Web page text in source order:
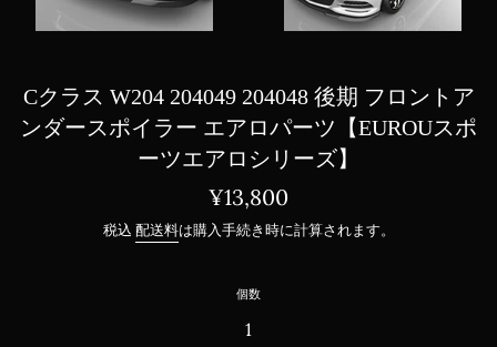
Cクラス W204 204049 204048 後期 フロントア
ンダースポイラー エアロパーツ【EUROUスポ
ーツエアロシリーズ】
通
価
¥13,800
税込 配送料は購入手続き時に計算されます。
個数